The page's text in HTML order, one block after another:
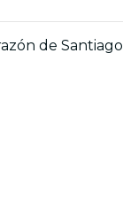
de Santiago